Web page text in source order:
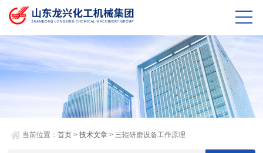
当前位置：首页 >技术文章 > 三辊研磨设备工作原理